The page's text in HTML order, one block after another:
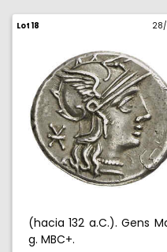
Lot 18
(hacia 132 a.C.). Gens
g. MBC+.